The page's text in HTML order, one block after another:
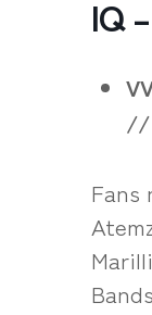
IQ
//
Fans